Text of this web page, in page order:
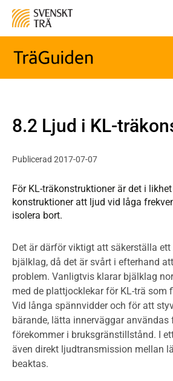
8.2 Ljud i KL-
Publicerad 2017-07-07
För KL-träkonstruktioner är det i
konstruktioner att ljud vid låga
isolera bort.
Det är därför viktigt att säkerställa
bjälklag, då det är svårt i efterhand
problem. Vanligtvis klarar bjälklag
med de plattjocklekar för KL-trä som
Vid långa spännvidder och för att
bärande, lätta innerväggar användas
förekommer i bruksgränstillstånd. I
även direkt ljudtransmission mellan
beaktas.